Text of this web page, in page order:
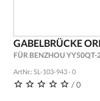
GABELBRÜCKE
FÜR BENZHOU YY50QT-
ArtNr.: SL-103-943 - 0
/ 0